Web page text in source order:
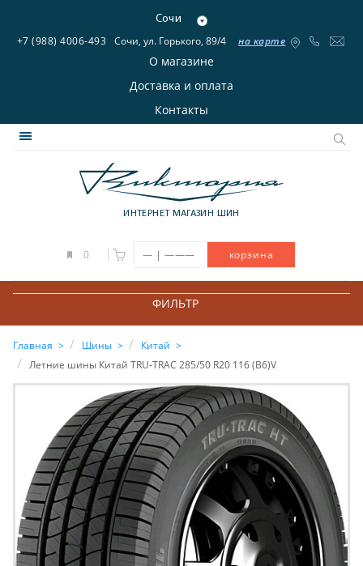
Сочи
+7 (988) 4006-493 Сочи, ул. Горького, 89/4 на карте
О магазине
Доставка и оплата
Контакты
ИНТЕРНЕТ МАГАЗИН ШИН
0 — | ——— корзина
ФИЛЬТР
Главная Шины
Китай
Летние шины Китай TRU-TRAC 285/50 R20 116 (B6)V